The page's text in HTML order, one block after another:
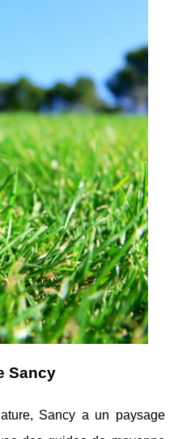
Sancy
Sancy a un paysage